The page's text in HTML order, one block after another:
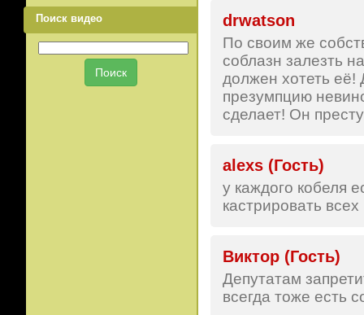
Поиск видео drwatson
По своим же
соблазн залезть
должен хотеть её!
презумпцию
сделает! Он
alexs (Гость)
у каждого кобеля
кастрировать всех
Виктор (Гость)
Депутатам
всегда тоже есть